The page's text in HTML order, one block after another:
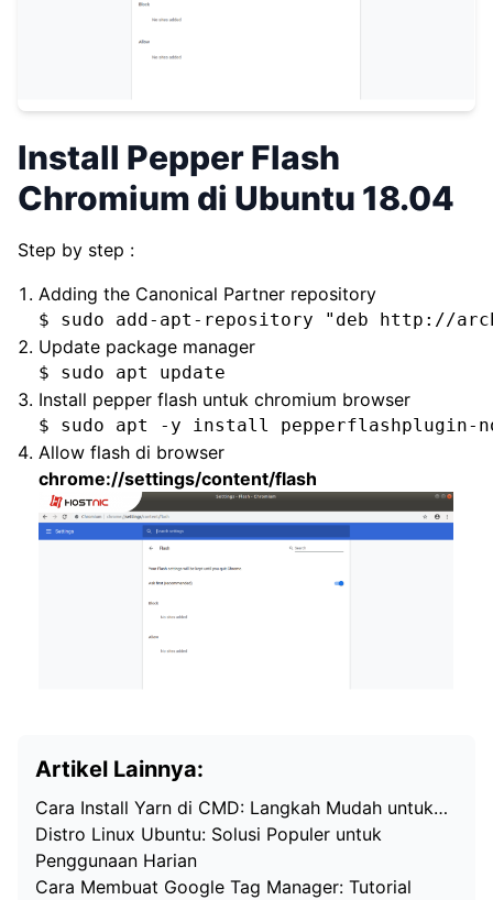
Install Pepper Flash
Chromium di Ubuntu 18.04
Step by step :
Adding the Canonical Partner repository
$ sudo add-apt-repository "deb http://
Update package manager
$ sudo apt update
Install pepper flash untuk chromium browser
$ sudo apt -y install pepperflashplugin-
Allow flash di browser
chrome://settings/content/flash
Artikel Lainnya:
Cara Install Yarn di CMD: Langkah Mudah untuk…
Distro Linux Ubuntu: Solusi Populer untuk
Penggunaan Harian
Cara Membuat Google Tag Manager: Tutorial